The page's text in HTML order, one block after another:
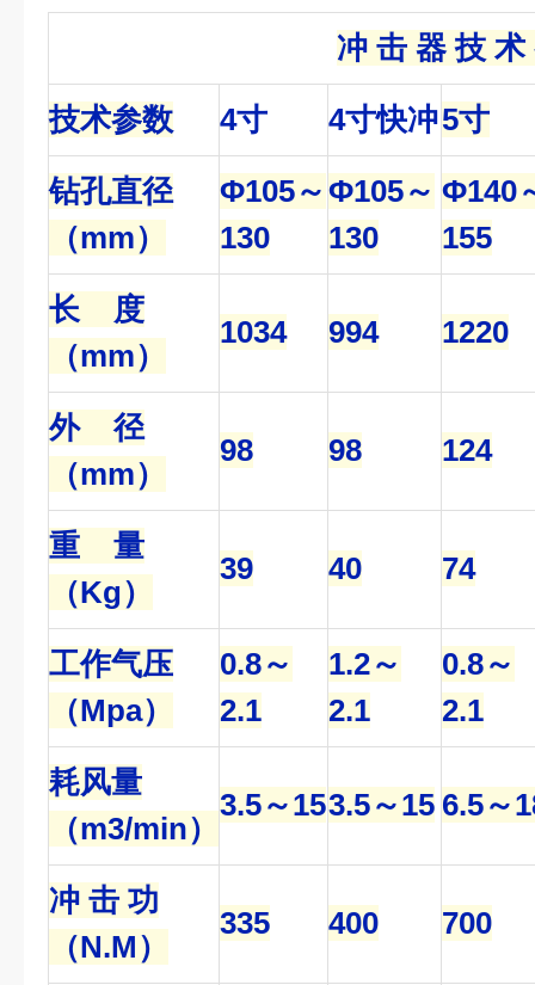
冲 击 器 技 术
技术参数
4寸 4寸快冲5寸
钻孔直径
（mm）
Φ105～
130
Φ105～
130
Φ140
155
长 度
（mm）
1034 994 1220
外 径
（mm）
98 98 124
重 量
（Kg）
39 40 74
工作气压
（Mpa）
0.8～
2.1
1.2～
2.1
0.8～
2.1
耗风量
（m3/min）
3.5～153.5～15 6.5～
冲 击 功
（N.M）
335 400 700